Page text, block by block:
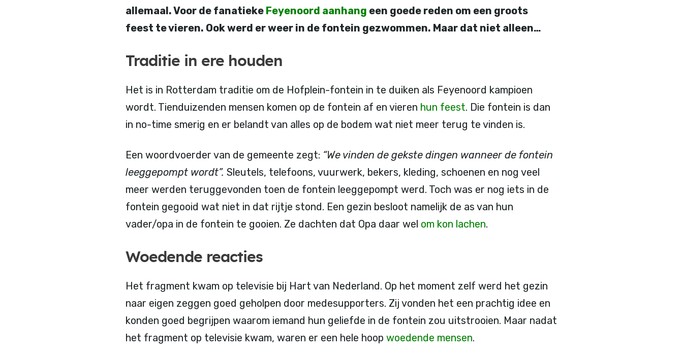
allemaal. Voor de fanatieke Feyenoord aanhang een goede reden om een groots
feest te vieren. Ook werd er weer in de fontein gezwommen. Maar dat niet alleen…
Traditie in ere houden
Het is in Rotterdam traditie om de Hofplein-fontein in te duiken als Feyenoord kampioen
wordt. Tienduizenden mensen komen op de fontein af en vieren hun feest. Die fontein is dan
in no-time smerig en er belandt van alles op de bodem wat niet meer terug te vinden is.
Een woordvoerder van de gemeente zegt: “We vinden de gekste dingen wanneer de fontein
leeggepompt wordt”. Sleutels, telefoons, vuurwerk, bekers, kleding, schoenen en nog veel
meer werden teruggevonden toen de fontein leeggepompt werd. Toch was er nog iets in de
fontein gegooid wat niet in dat rijtje stond. Een gezin besloot namelijk de as van hun
vader/opa in de fontein te gooien. Ze dachten dat Opa daar wel om kon lachen.
Woedende reacties
Het fragment kwam op televisie bij Hart van Nederland. Op het moment zelf werd het gezin
naar eigen zeggen goed geholpen door medesupporters. Zij vonden het een prachtig idee en
konden goed begrijpen waarom iemand hun geliefde in de fontein zou uitstrooien. Maar nadat
het fragment op televisie kwam, waren er een hele hoop woedende mensen.